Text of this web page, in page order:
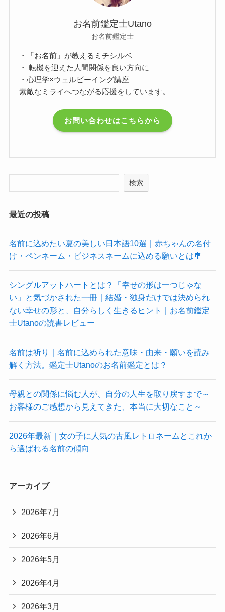
お名前鑑定士Utano
お名前鑑定士
・「お名前」が教えるミチシルベ
・ 転機を迎えた人間関係を良い方向に
・心理学×ウェルビーイング講座
素敵なミライへつながる応援をしています。
お問い合わせはこちらから
検索
最近の投稿
名前に込めたい夏の美しい日本語10選｜赤ちゃんの名付
け・ペンネーム・ビジネスネームに込める願いとは🎐
シングルアットハートとは？「幸せの形は一つじゃな
い」と気づかされた一冊｜結婚・独身だけでは決められ
ない幸せの形と、自分らしく生きるヒント｜お名前鑑定
士Utanoの読書レビュー
名前は祈り｜名前に込められた意味・由来・願いを読み
解く方法。鑑定士Utanoのお名前鑑定とは？
母親との関係に悩む人が、自分の人生を取り戻すまで～
お客様のご感想から見えてきた、本当に大切なこと～
2026年最新｜女の子に人気の古風レトロネームとこれか
ら選ばれる名前の傾向
アーカイブ
2026年7月
2026年6月
2026年5月
2026年4月
2026年3月